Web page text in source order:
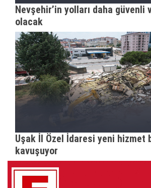
Nevşehir’in yolları daha güvenli
olacak
Uşak İl Özel İdaresi yeni hizmet
kavuşuyor